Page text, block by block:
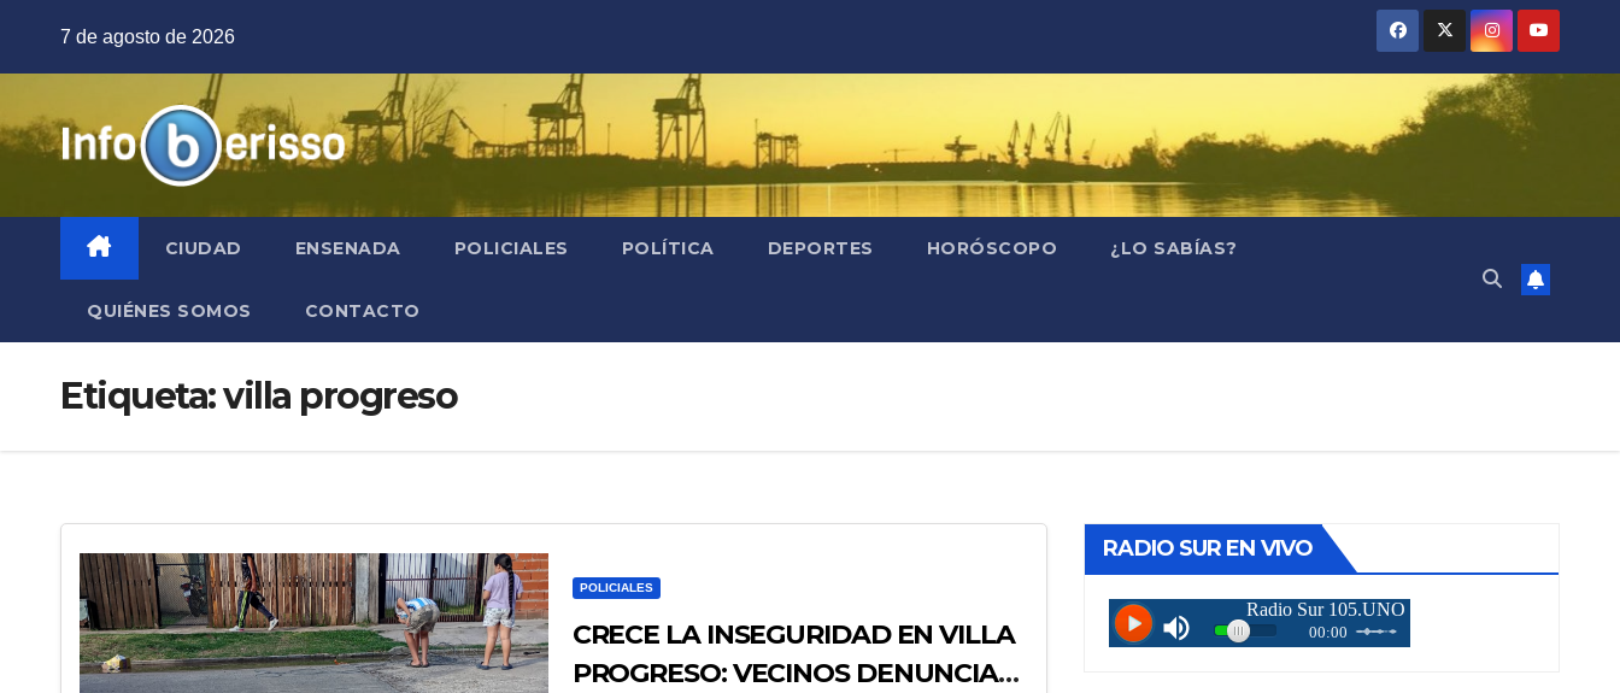
7 de agosto de 2026
CIUDAD ENSENADA POLICIALES POLÍTICA DEPORTES HORÓSCOPO ¿LO SABÍAS?
QUIÉNES SOMOS CONTACTO
Etiqueta:villa progreso
POLICIALES
CRECE LA INSEGURIDAD EN VILLA
PROGRESO: VECINOS DENUNCIAN
RADIO SUR EN VIVO